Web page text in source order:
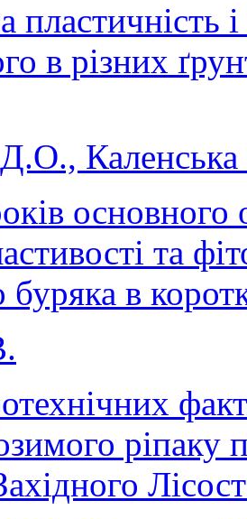
пластичність
в різних
основного
та
в
ріпаку